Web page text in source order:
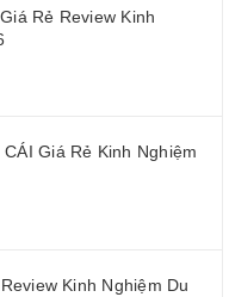
Rẻ Review Kinh
Giá Rẻ Kinh Nghiệm
Kinh Nghiệm Du